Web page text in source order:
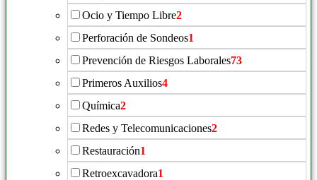
Ocio y Tiempo Libre2
Perforación de Sondeos1
Prevención de Riesgos Laborales73
Primeros Auxilios4
Química2
Redes y Telecomunicaciones2
Restauración1
Retroexcavadora1